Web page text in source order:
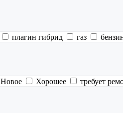
плагин гибрид газ
Новое Хорошее
требует